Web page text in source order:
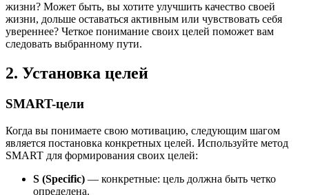
жизни? Может быть, вы хотите улучшить качество своей
жизни, дольше оставаться активным или чувствовать себя
увереннее? Четкое понимание своих целей поможет вам
следовать выбранному пути.
2. Установка целей
SMART-цели
Когда вы понимаете свою мотивацию, следующим шагом
является постановка конкретных целей. Используйте метод
SMART для формирования своих целей:
S (Specific) — конкретные: цель должна быть четко
определена.